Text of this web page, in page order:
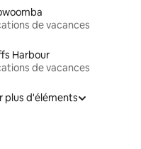
de vacances
Harbour
de vacances
plus d'éléments